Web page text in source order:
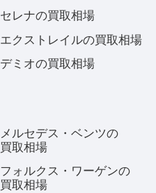
セレナの買取相場
エクストレイルの買取相場
デミオの買取相場
メルセデス・ベンツの
買取相場
フォルクス・ワーゲンの
買取相場